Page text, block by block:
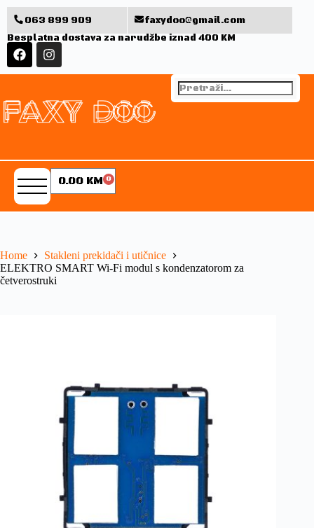
063 899 909
faxydoo@gmail.com
Besplatna dostava za narudžbe iznad 400 KM
0.00 KM 0
Home
Stakleni prekidači i utičnice
ELEKTRO SMART Wi-Fi modul s kondenzatorom za
četverostruki